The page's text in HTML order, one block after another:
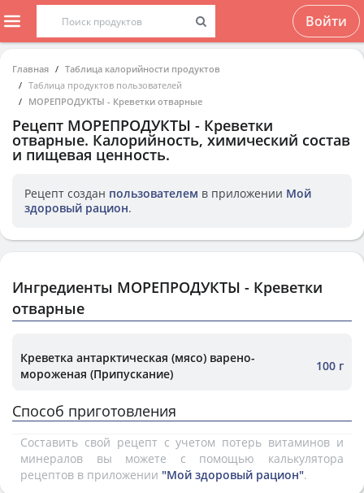
Войти
Главная
Таблица калорийности продуктов
Таблица продуктов пользователей
МОРЕПРОДУКТЫ - Креветки отварные
Рецепт МОРЕПРОДУКТЫ - Креветки
отварные. Калорийность, химический состав
и пищевая ценность.
Рецепт создан пользователем в приложении Мой
здоровый рацион.
Ингредиенты МОРЕПРОДУКТЫ - Креветки
отварные
Креветка антарктическая (мясо) варено-
мороженая (Припускание)
100 г
Способ приготовления
Составить свой рецепт с учетом потерь витаминов и
минералов вы можете с помощью калькулятора
рецептов в приложении "Мой здоровый рацион".